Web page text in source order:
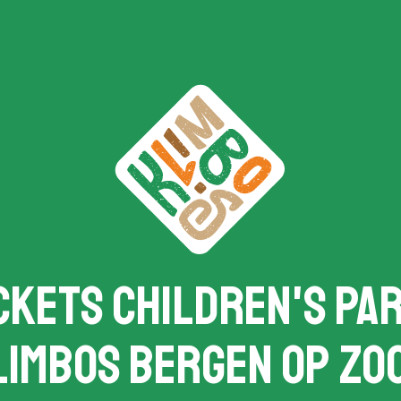
Children's
Bergen op